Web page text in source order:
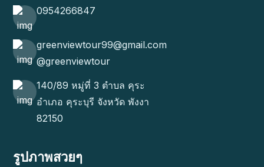
0954266847
greenviewtour99@gmail.com
@greenviewtour
140/89 หมู่ที่ 3 ตำบล คุระ
อำเภอ คุระบุรี จังหวัด พังงา
82150
รูปภาพสวยๆ